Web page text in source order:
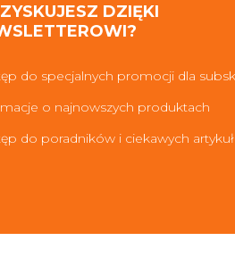
DZIĘKI
do specjalnych promocji dla
o najnowszych produktach
do poradników i ciekawych